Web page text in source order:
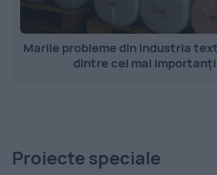
Marile probleme din industria
dintre cei mai
Proiecte speciale